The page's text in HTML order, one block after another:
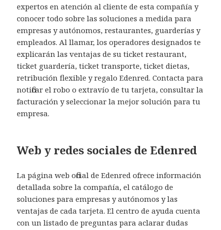
expertos en atención al cliente de esta compañía y
conocer todo sobre las soluciones a medida para
empresas y autónomos, restaurantes, guarderías y
empleados. Al llamar, los operadores designados te
explicarán las ventajas de su ticket restaurant,
ticket guardería, ticket transporte, ticket dietas,
retribución flexible y regalo Edenred. Contacta para
notificar el robo o extravío de tu tarjeta, consultar la
facturación y seleccionar la mejor solución para tu
empresa.
Web y redes sociales de Edenred
La página web oficial de Edenred ofrece información
detallada sobre la compañía, el catálogo de
soluciones para empresas y autónomos y las
ventajas de cada tarjeta. El centro de ayuda cuenta
con un listado de preguntas para aclarar dudas